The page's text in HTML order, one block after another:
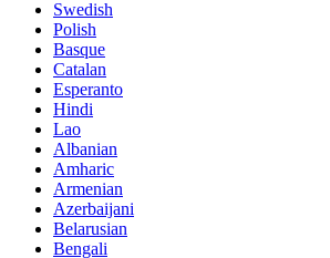
Swedish
Polish
Basque
Catalan
Esperanto
Hindi
Lao
Albanian
Amharic
Armenian
Azerbaijani
Belarusian
Bengali